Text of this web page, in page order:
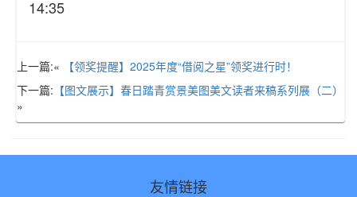
14:35
上一篇:«
【领奖提醒】2025年度“借阅之星”领奖进行时！
下一篇: 【图文展示】春日踏青赏景美图美文读者来稿系列展（二）
»
友情链接